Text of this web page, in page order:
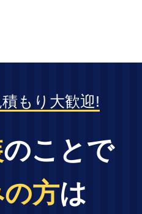
もり大歓迎!
のことで
方は